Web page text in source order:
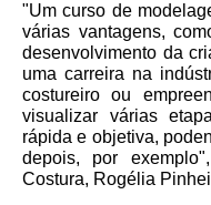
"Um curso de
várias vantagens,
desenvolvimento da
uma carreira na
costureiro ou
visualizar várias
rápida e objetiva,
depois, por
Costura, Rogélia